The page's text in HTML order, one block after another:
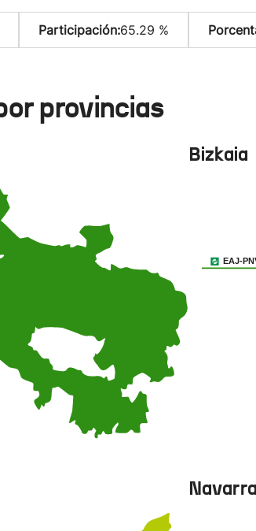
Participación:65.29 %
provincias
Bizkaia
EAJ-
Navarra